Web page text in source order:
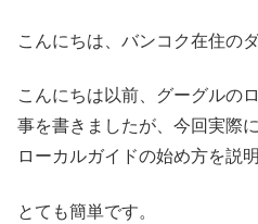
こんにちは、バンコク在住の
こんにちは以前、グーグルの
事を書きましたが、今回実際
ローカルガイドの始め方を説
とても簡単です。